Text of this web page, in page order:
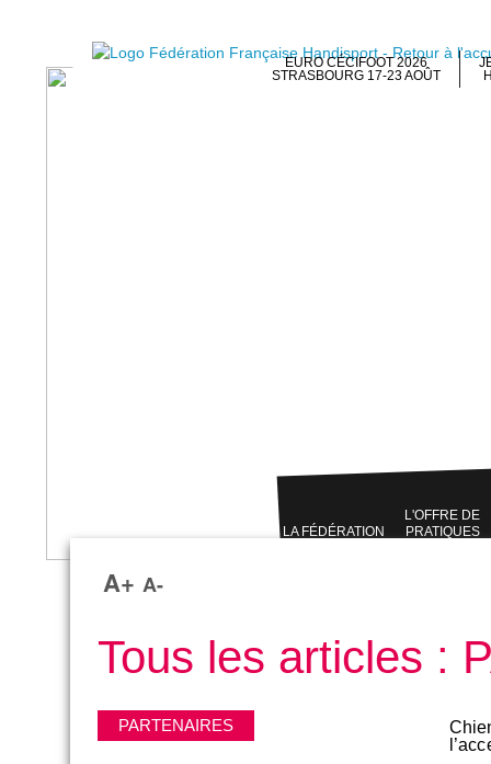
EURO CÉCIFOOT 2026
STRASBOURG 17-23 AOÛT
LA FÉDÉRATION
L'OFFRE DE
PRATIQUES
A+ A-
Tous les articles :
PARTENAIRES